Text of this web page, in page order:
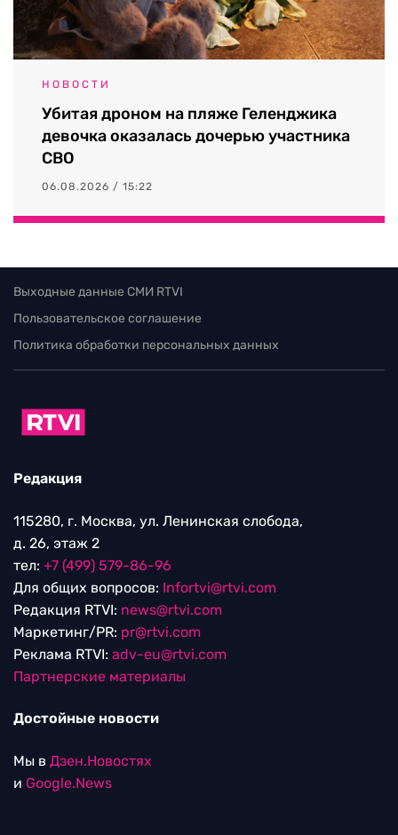
НОВОСТИ
Убитая дроном на пляже Геленджика
девочка оказалась дочерью участника
СВО
06.08.2026 / 15:22
Выходные данные СМИ RTVI
Пользовательское соглашение
Политика обработки персональных данных
Редакция
115280, г. Москва, ул. Ленинская слобода,
д. 26, этаж 2
тел: +7 (499) 579-86-96
Для общих вопросов: Infortvi@rtvi.com
Редакция RTVI: news@rtvi.com
Маркетинг/PR: pr@rtvi.com
Реклама RTVI: adv-eu@rtvi.com
Партнерские материалы
Достойные новости
Мы в Дзен.Новостях
и Google.News